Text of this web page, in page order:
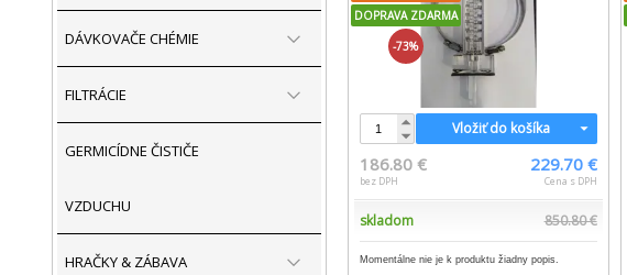
DÁVKOVAČE CHÉMIE
FILTRÁCIE
GERMICÍDNE ČISTIČE
VZDUCHU
HRAČKY & ZÁBAVA
DOPRAVA ZDARMA
-73%
Vložiť do košíka
186.80 €
bez DPH
229.70 €
Cena s DPH
skladom 850.80 €
Momentálne nie je k produktu žiadny popis.